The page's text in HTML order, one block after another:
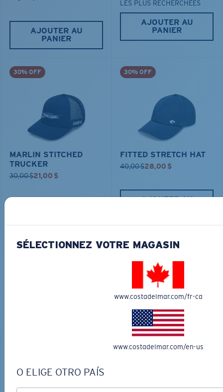
AJOUTER AU
PANIER
LES PLUS RECHERCHÉES
AJOUTER AU
PANIER
30% OFF
MARLIN STITCHED
TRUCKER
30,00 $21,00 $
30% OFF
FITTED STRETCH HAT
40,00 $28,00 $
AJOUTER AU
COURONNEZ VOTRE AVENTURE
AVEC LES LUNETTES DE SOLEIL
PARFAITES
SÉLECTIONNEZ VOTRE MAGASIN
www.costadelmar.com/fr-ca
www.costadelmar.com/en-us
O ELIGE OTRO PAÍS